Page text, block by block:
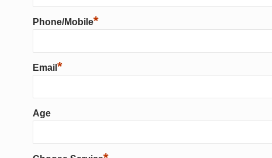
Phone/Mobile*
Email *
Age